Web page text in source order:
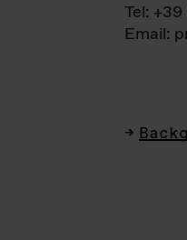
Tel: +39
Email: